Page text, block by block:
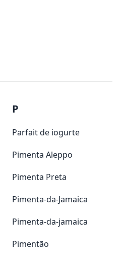
P
Parfait de iogurte
Pimenta Aleppo
Pimenta Preta
Pimenta-da-Jamaica
Pimenta-da-jamaica
Pimentão